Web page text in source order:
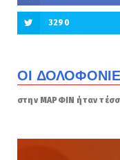
3290
ΟΙ
στην ΜΑΡΦΙΝ ήταν